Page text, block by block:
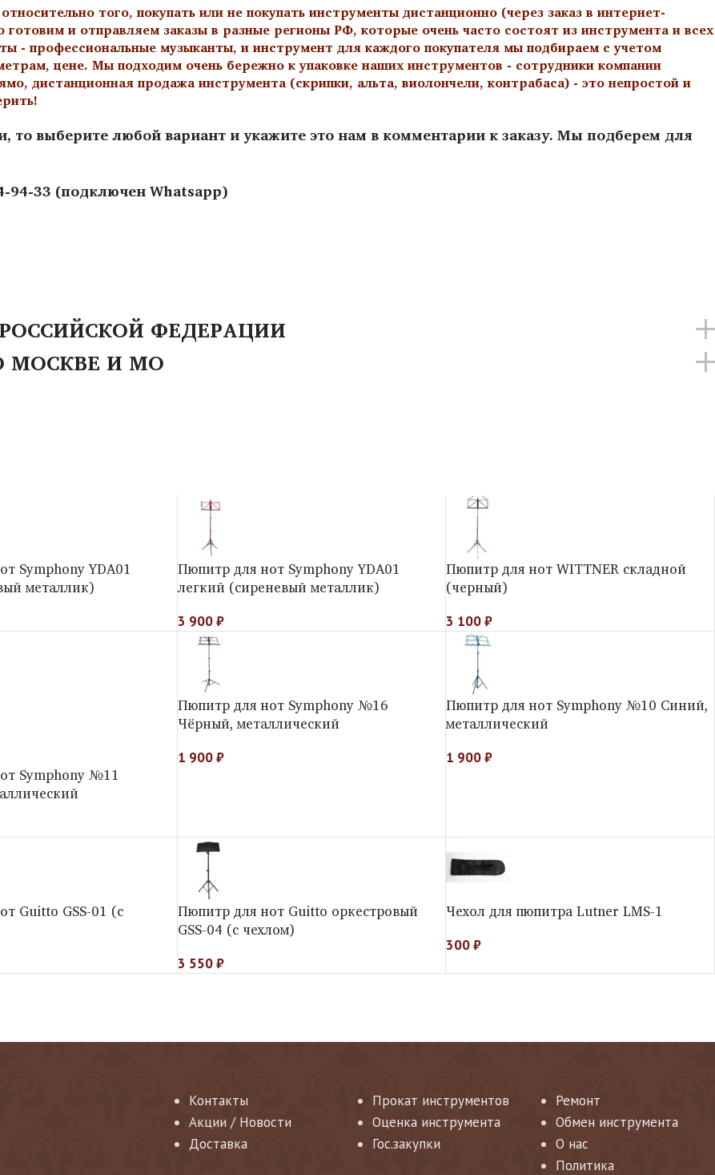
того, покупать или не покупать инструменты дистанционно (через заказ в интернет-
и отправляем заказы в разные регионы РФ, которые очень часто состоят из инструмента и всех
- профессиональные музыканты, и инструмент для каждого покупателя мы подбираем с учетом
цене. Мы подходим очень бережно к упаковке наших инструментов - сотрудники компании
дистанционная продажа инструмента (скрипки, альта, виолончели, контрабаса) - это непростой и
то выберите любой вариант и укажите это нам в комментарии к заказу. Мы подберем для
94-33 (подключен Whatsapp)
ФЕДЕРАЦИИ
МОСКВЕ И МО
Symphony YDA01
металлик)
Пюпитр для нот Symphony YDA01
легкий (сиреневый металлик)
3 900₽
Пюпитр для нот WITTNER складной
(черный)
3 100₽
Symphony №11
Пюпитр для нот Symphony №16
Чёрный, металлический
1 900₽
Пюпитр для нот Symphony №10 Синий,
металлический
1 900₽
Guitto GSS-01 (c
Пюпитр для нот Guitto оркестровый
GSS-04 (c чехлом)
3 550₽
Чехол для пюпитра Lutner LMS-1
300₽
Контакты
Акции / Новости
Доставка
Прокат инструментов
Оценка инструмента
Гос.закупки
Ремонт
Обмен инструмента
О нас
Политика